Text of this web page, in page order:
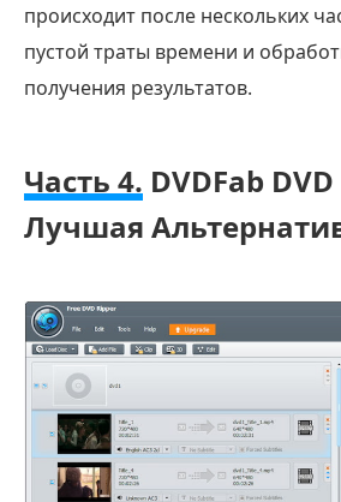
происходит после нескольких
пустой траты времени и
получения результатов.
Часть 4. DVDFab
Лучшая